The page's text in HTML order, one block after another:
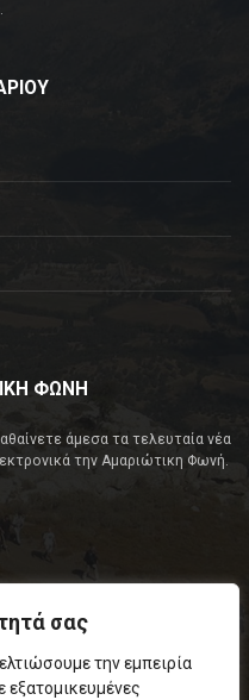
σας
την εμπειρία
ΦΩΝΗ
άμεσα τα τελευταία νέα
την Αμαριώτικη Φωνή.